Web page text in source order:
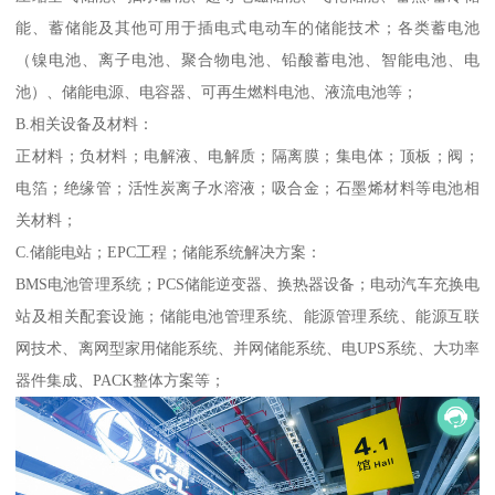
能、蓄储能及其他可用于插电式电动车的储能技术；各类蓄电池
（镍电池、离子电池、聚合物电池、铅酸蓄电池、智能电池、电
池）、储能电源、电容器、可再生燃料电池、液流电池等；
B.相关设备及材料：
正材料；负材料；电解液、电解质；隔离膜；集电体；顶板；阀；
电箔；绝缘管；活性炭离子水溶液；吸合金；石墨烯材料等电池相
关材料；
C.储能电站；EPC工程；储能系统解决方案：
BMS电池管理系统；PCS储能逆变器、换热器设备；电动汽车充换电
站及相关配套设施；储能电池管理系统、能源管理系统、能源互联
网技术、离网型家用储能系统、并网储能系统、电UPS系统、大功率
器件集成、PACK整体方案等；